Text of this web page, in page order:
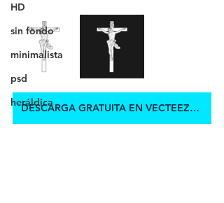
HD
sin fondo
minimalista
psd
heráldica
DESCARGA GRATUITA EN VECTEEZY.COM